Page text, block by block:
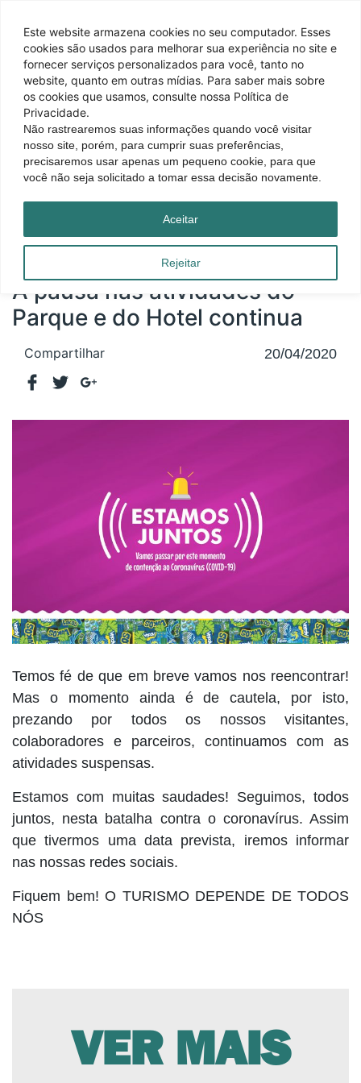
Este website armazena cookies no seu computador. Esses
cookies são usados ​​para melhorar sua experiência no site e
fornecer serviços personalizados para você, tanto no
website, quanto em outras mídias. Para saber mais sobre
os cookies que usamos, consulte nossa Política de
Privacidade.
Não rastrearemos suas informações quando você visitar
nosso site, porém, para cumprir suas preferências,
precisaremos usar apenas um pequeno cookie, para que
você não seja solicitado a tomar essa decisão novamente.
Rejeitar
Aceitar
Página inicial|Blog|A pausa nas atividades do Parque e do Hotel continua
A pausa nas atividades do
Parque e do Hotel continua
Compartilhar 20/04/2020
Temos fé de que em breve vamos nos reencontrar!
Mas o momento ainda é de cautela, por isto,
prezando por todos os nossos visitantes,
colaboradores e parceiros, continuamos com as
atividades suspensas.
Estamos com muitas saudades! Seguimos, todos
juntos, nesta batalha contra o coronavírus. Assim
que tivermos uma data prevista, iremos informar
nas nossas redes sociais.
Fiquem bem! O TURISMO DEPENDE DE TODOS
NÓS
VER MAIS